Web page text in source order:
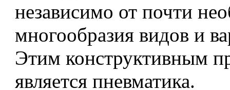
независимо от почти
многообразия видов и
Этим конструктивным
является пневматика.